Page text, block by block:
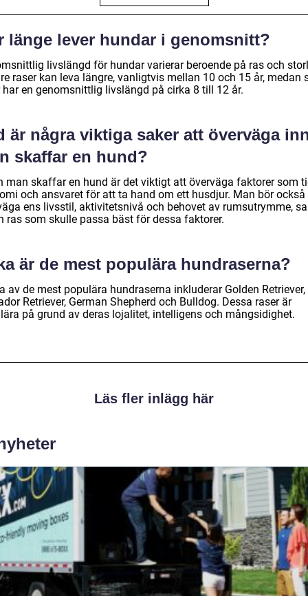
länge lever hundar i genomsnitt?
livslängd för hundar varierar beroende på ras och
raser kan leva längre, vanligtvis mellan 10 och 15 år, medan
har en genomsnittlig livslängd på cirka 8 till 12 år.
är några viktiga saker att överväga
skaffar en hund?
man skaffar en hund är det viktigt att överväga faktorer som
och ansvaret för att ta hand om ett husdjur. Man bör också
ens livsstil, aktivitetsnivå och behovet av rumsutrymme,
ras som skulle passa bäst för dessa faktorer.
är de mest populära hundraserna?
av de mest populära hundraserna inkluderar Golden Retriever,
Retriever, German Shepherd och Bulldog. Dessa raser är
på grund av deras lojalitet, intelligens och mångsidighet.
Läs fler inlägg här